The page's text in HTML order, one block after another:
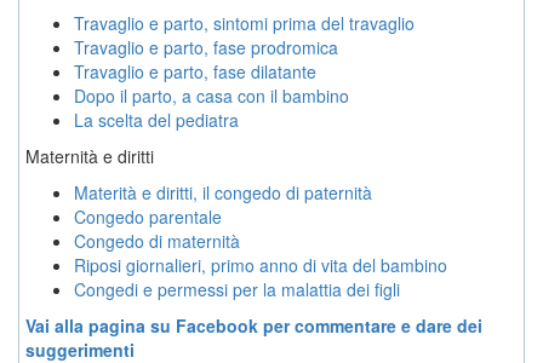
Travaglio e parto, sintomi prima del travaglio
Travaglio e parto, fase prodromica
Travaglio e parto, fase dilatante
Dopo il parto, a casa con il bambino
La scelta del pediatra
Maternità e diritti
Materità e diritti, il congedo di paternità
Congedo parentale
Congedo di maternità
Riposi giornalieri, primo anno di vita del bambino
Congedi e permessi per la malattia dei figli
Vai alla pagina su Facebook per commentare e dare dei
suggerimenti